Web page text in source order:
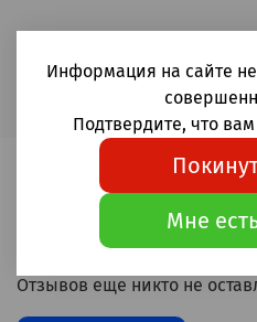
Москве и России
Отзывов еще никто не
Информация на сайте
Подтвердите, что
Мне